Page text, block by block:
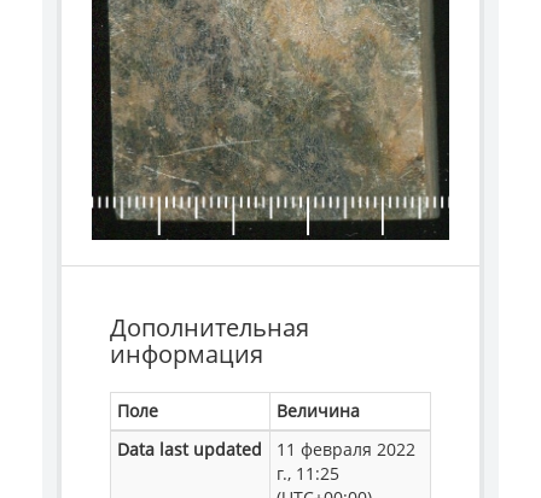
Дополнительная
информация
Поле
Величина
Data last updated
11 февраля 2022
г., 11:25